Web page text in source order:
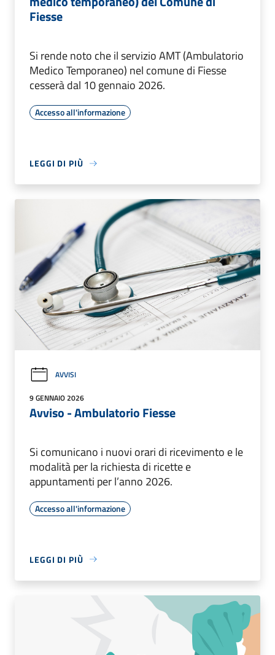
Fiesse
Si rende noto che il servizio AMT (Ambulatorio
Medico Temporaneo) nel comune di Fiesse
cesserà dal 10 gennaio 2026.
Accesso all'informazione
LEGGI DI PIÙ
AVVISI
9 GENNAIO 2026
Avviso - Ambulatorio Fiesse
Si comunicano i nuovi orari di ricevimento e le
modalità per la richiesta di ricette e
appuntamenti per l’anno 2026.
Accesso all'informazione
LEGGI DI PIÙ